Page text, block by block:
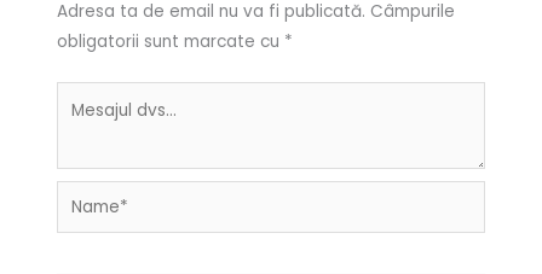
Adresa ta de email nu va fi publicată. Câmpurile
obligatorii sunt marcate cu *
Name*